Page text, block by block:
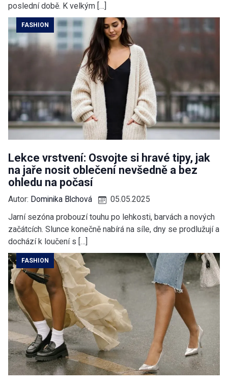
poslední době. K velkým […]
FASHION
Lekce vrstvení: Osvojte si hravé tipy, jak
na jaře nosit oblečení nevšedně a bez
ohledu na počasí
Autor: Dominika Blchová
05.05.2025
Jarní sezóna probouzí touhu po lehkosti, barvách a nových
začátcích. Slunce konečně nabírá na síle, dny se prodlužují a
dochází k loučení s […]
FASHION